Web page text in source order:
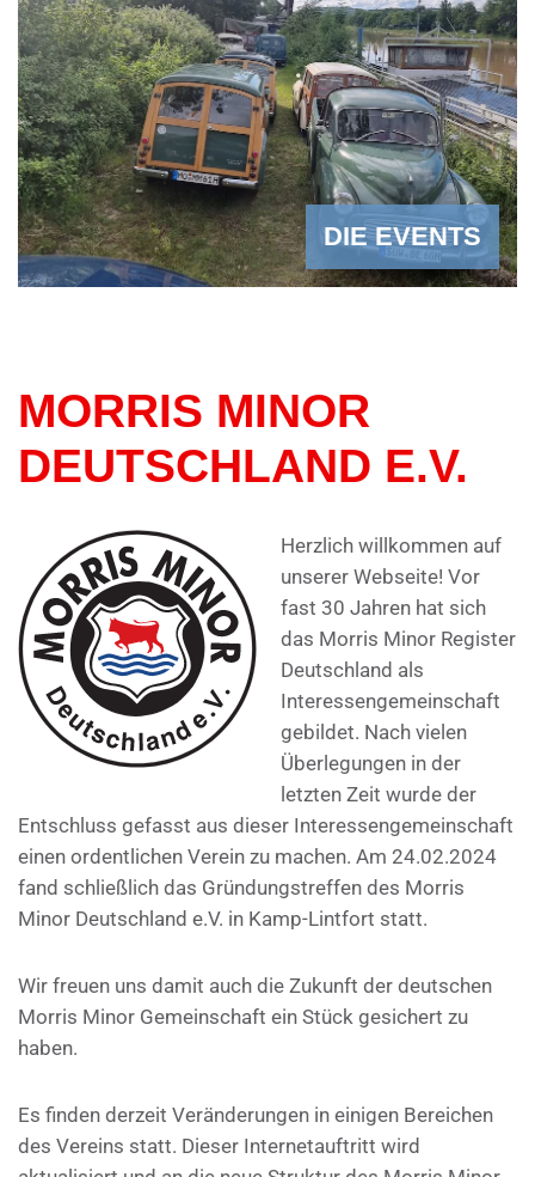
DIE EVENTS
MORRIS MINOR
DEUTSCHLAND E.V.
Herzlich willkommen auf
unserer Webseite! Vor
fast 30 Jahren hat sich
das Morris Minor Register
Deutschland als
Interessengemeinschaft
gebildet. Nach vielen
Überlegungen in der
letzten Zeit wurde der
Entschluss gefasst aus dieser Interessengemeinschaft
einen ordentlichen Verein zu machen. Am 24.02.2024
fand schließlich das Gründungstreffen des Morris
Minor Deutschland e.V. in Kamp-Lintfort statt.
Wir freuen uns damit auch die Zukunft der deutschen
Morris Minor Gemeinschaft ein Stück gesichert zu
haben.
Es finden derzeit Veränderungen in einigen Bereichen
des Vereins statt. Dieser Internetauftritt wird